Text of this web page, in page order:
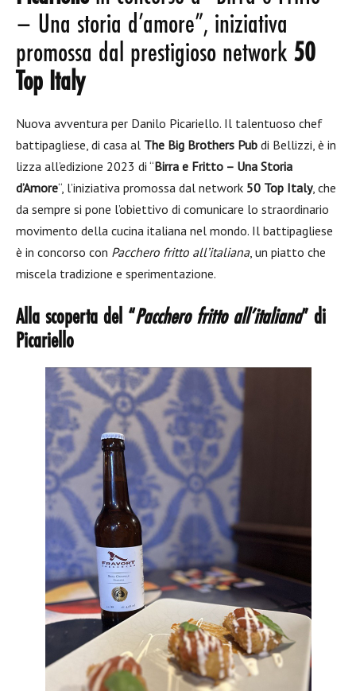
– Una storia d’amore”, iniziativa
promossa dal prestigioso network 50
Top Italy
Nuova avventura per Danilo Picariello. Il talentuoso chef
battipagliese, di casa al The Big Brothers Pub di Bellizzi, è in
lizza all’edizione 2023 di “Birra e Fritto – Una Storia
d’Amore“, l’iniziativa promossa dal network 50 Top Italy, che
da sempre si pone l’obiettivo di comunicare lo straordinario
movimento della cucina italiana nel mondo. Il battipagliese
è in concorso con Pacchero fritto all’italiana, un piatto che
miscela tradizione e sperimentazione.
Alla scoperta del “Pacchero fritto all’italiana” di
Picariello